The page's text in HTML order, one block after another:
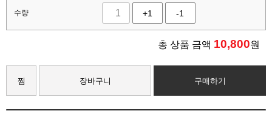
수량 +1 -1
총 상품 금액 10,800원
찜 장바구니 구매하기